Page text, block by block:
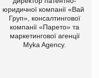
юридичної компанії «Вайз
Груп», консалтингової
компанії «Парето» та
маркетингової агенції
Myka Agency.